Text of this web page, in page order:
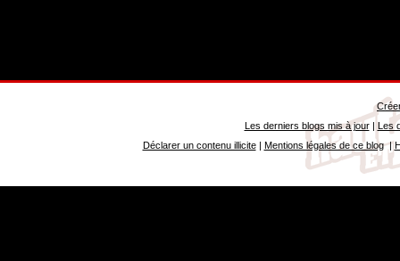
Les derniers blogs mis à jour| Les
Déclarer un contenu illicite| Mentions légales de ce blog|